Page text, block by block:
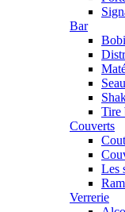
Bar
Tire
Couverts
Les
Verrerie